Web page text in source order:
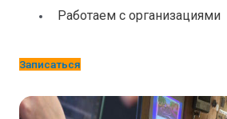
Работаем с организациями
Записаться